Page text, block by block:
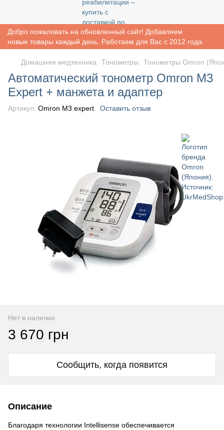
Добро пожаловать на обновленный сайт! Добавляем
новые товары каждый день. Работаем для Вас с 2012 года.
Домашняя медтехника Тонометры Тонометры Omron
Автоматический тонометр Omron M3
Expert + манжета и адаптер
Артикул: Omron M3 expert Оставить отзыв
Нет в наличии
3 670 грн
Сообщить, когда появится
Описание
Благодаря технологии Intellisense обеспечивается